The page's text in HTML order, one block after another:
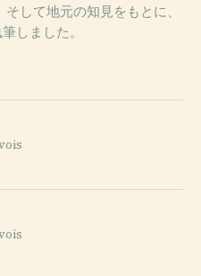
して地元の知見をもとに、
しました。